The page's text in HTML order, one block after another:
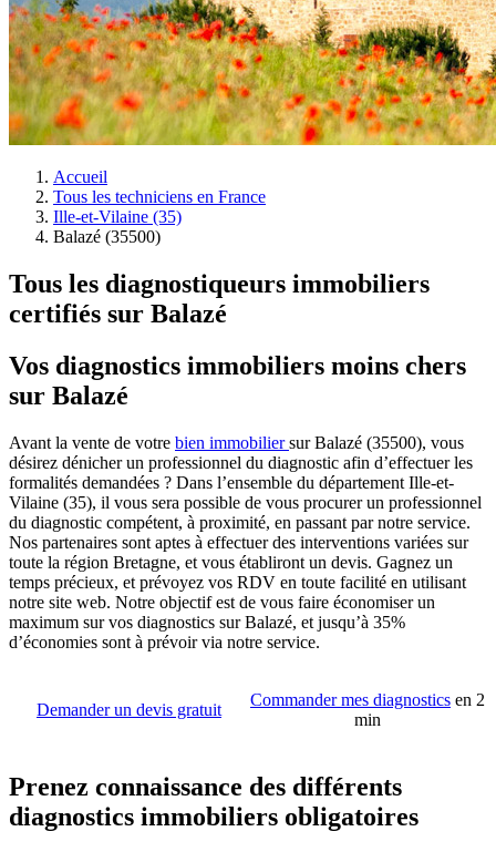
Accueil
Tous les techniciens en France
Ille-et-Vilaine (35)
Balazé (35500)
Tous les diagnostiqueurs immobiliers
certifiés sur Balazé
Vos diagnostics immobiliers moins chers
sur Balazé
Avant la vente de votre bien immobiliersur Balazé (35500), vous
désirez dénicher un professionnel du diagnostic afin d’effectuer les
formalités demandées ? Dans l’ensemble du département Ille-et-
Vilaine (35), il vous sera possible de vous procurer un professionnel
du diagnostic compétent, à proximité, en passant par notre service.
Nos partenaires sont aptes à effectuer des interventions variées sur
toute la région Bretagne, et vous établiront un devis. Gagnez un
temps précieux, et prévoyez vos RDV en toute facilité en utilisant
notre site web. Notre objectif est de vous faire économiser un
maximum sur vos diagnostics sur Balazé, et jusqu’à 35%
d’économies sont à prévoir via notre service.
Demander un devis gratuit
Commander mes diagnostics en 2
min
Prenez connaissance des différents
diagnostics immobiliers obligatoires